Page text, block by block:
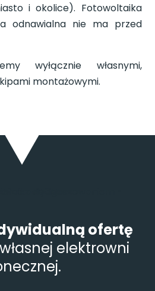
i okolice). Fotowoltaika
odnawialna nie ma przed
wyłącznie własnymi,
montażowymi.
ofertę
elektrowni